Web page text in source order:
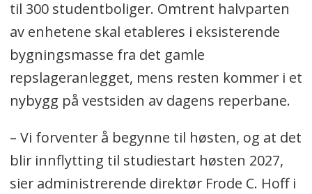
til 300 studentboliger. Omtrent halvparten
av enhetene skal etableres i eksisterende
bygningsmasse fra det gamle
repslageranlegget, mens resten kommer i et
nybygg på vestsiden av dagens reperbane.
– Vi forventer å begynne til høsten, og at det
blir innflytting til studiestart høsten 2027,
sier administrerende direktør Frode C. Hoff i